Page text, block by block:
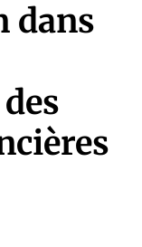
dans